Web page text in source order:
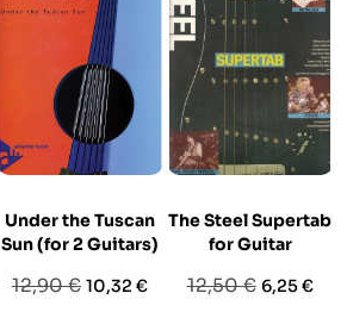
Under the Tuscan
Sun (for 2 Guitars)
Prezzo
12,90 € Prezzo
10,32 €
The Steel Supertab
for Guitar
Prezzo
12,50 € Prezzo
6,25 €